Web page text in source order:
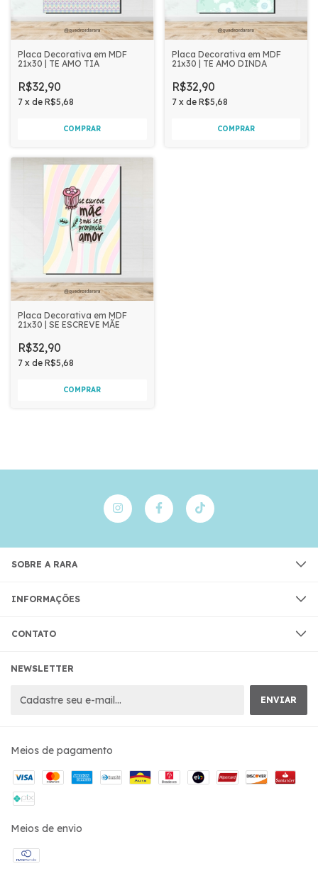
Placa Decorativa em MDF
21x30 | TE AMO TIA
R$32,90
7 x de R$5,68
Placa Decorativa em MDF
21x30 | TE AMO DINDA
R$32,90
7 x de R$5,68
Placa Decorativa em MDF
21x30 | SE ESCREVE MÃE
R$32,90
7 x de R$5,68
SOBRE A RARA
INFORMAÇÕES
CONTATO
NEWSLETTER
Meios de pagamento
Meios de envio